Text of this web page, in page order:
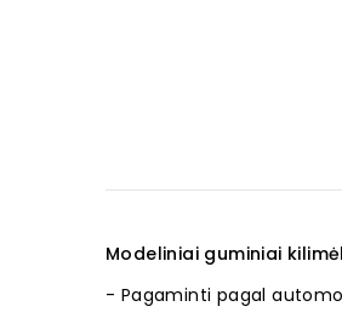
Modeliniai guminiai
- Pagaminti pagal